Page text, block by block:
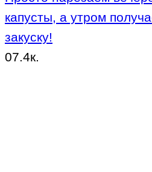
капусты, а утром
закуску!
07.4к.